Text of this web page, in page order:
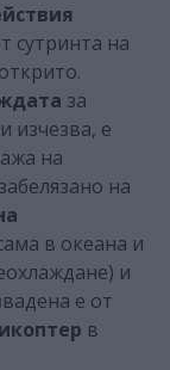
сутринта на
за
изчезва, е
на
на
в океана и
и
е от
в